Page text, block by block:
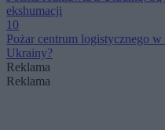
ekshumacji
10
Pożar centrum logistycznego
Ukrainy?
Reklama
Reklama